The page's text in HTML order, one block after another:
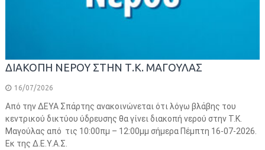
ΔΙΑΚΟΠΗ ΝΕΡΟΥ ΣΤΗΝ Τ.Κ. ΜΑΓΟΥΛΑΣ
16/07/2026
Από την ΔΕΥΑ Σπάρτης ανακοινώνεται ότι λόγω βλάβης του
κεντρικού δικτύου ύδρευσης θα γίνει διακοπή νερού στην Τ.Κ.
Μαγούλας από τις 10:00πμ – 12:00μμ σήμερα Πέμπτη 16-07-2026.
Εκ της Δ.Ε.Υ.Α.Σ.